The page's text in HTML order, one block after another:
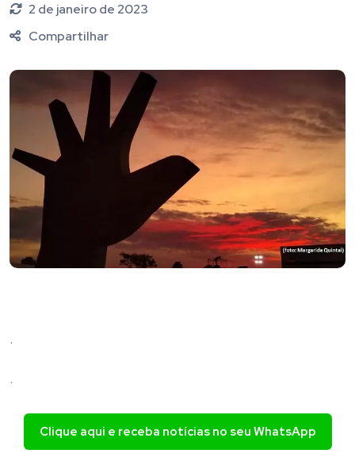
2 de janeiro de 2023
Compartilhar
.
.
Clique aqui e receba notícias no seu WhatsApp